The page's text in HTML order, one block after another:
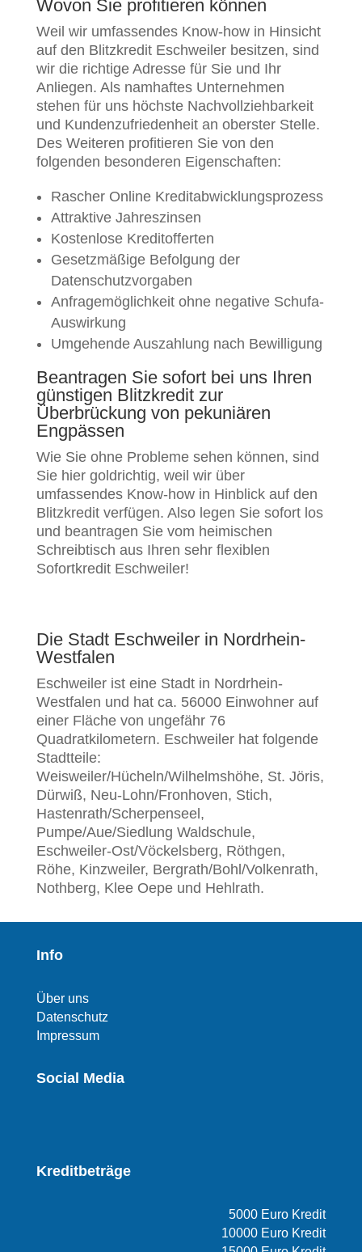
Wovon Sie profitieren können
Weil wir umfassendes Know-how in Hinsicht
auf den Blitzkredit Eschweiler besitzen, sind
wir die richtige Adresse für Sie und Ihr
Anliegen. Als namhaftes Unternehmen
stehen für uns höchste Nachvollziehbarkeit
und Kundenzufriedenheit an oberster Stelle.
Des Weiteren profitieren Sie von den
folgenden besonderen Eigenschaften:
Rascher Online Kreditabwicklungsprozess
Attraktive Jahreszinsen
Kostenlose Kreditofferten
Gesetzmäßige Befolgung der
Datenschutzvorgaben
Anfragemöglichkeit ohne negative Schufa-
Auswirkung
Umgehende Auszahlung nach Bewilligung
Beantragen Sie sofort bei uns Ihren
günstigen Blitzkredit zur
Überbrückung von pekuniären
Engpässen
Wie Sie ohne Probleme sehen können, sind
Sie hier goldrichtig, weil wir über
umfassendes Know-how in Hinblick auf den
Blitzkredit verfügen. Also legen Sie sofort los
und beantragen Sie vom heimischen
Schreibtisch aus Ihren sehr flexiblen
Sofortkredit Eschweiler!
Die Stadt Eschweiler in Nordrhein-
Westfalen
Eschweiler ist eine Stadt in Nordrhein-
Westfalen und hat ca. 56000 Einwohner auf
einer Fläche von ungefähr 76
Quadratkilometern. Eschweiler hat folgende
Stadtteile:
Weisweiler/Hücheln/Wilhelmshöhe, St. Jöris,
Dürwiß, Neu-Lohn/Fronhoven, Stich,
Hastenrath/Scherpenseel,
Pumpe/Aue/Siedlung Waldschule,
Eschweiler-Ost/Vöckelsberg, Röthgen,
Röhe, Kinzweiler, Bergrath/Bohl/Volkenrath,
Nothberg, Klee Oepe und Hehlrath.
Info
Über uns
Datenschutz
Impressum
Social Media
Kreditbeträge
5000 Euro Kredit
10000 Euro Kredit